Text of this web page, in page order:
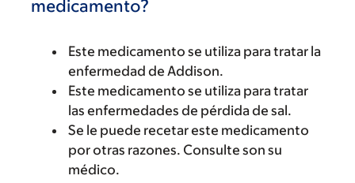
medicamento?
Este medicamento se utiliza para tratar la
enfermedad de Addison.
Este medicamento se utiliza para tratar
las enfermedades de pérdida de sal.
Se le puede recetar este medicamento
por otras razones. Consulte son su
médico.